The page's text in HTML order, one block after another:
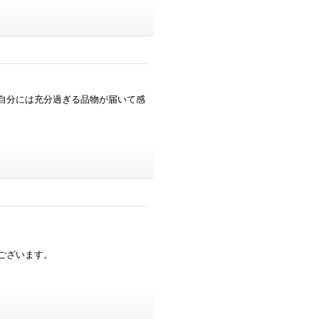
分には充分過ぎる品物が届いて感
います。